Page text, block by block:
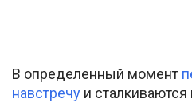
В определенный момент
навстречу и